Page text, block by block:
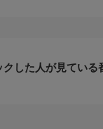
した人が見ている